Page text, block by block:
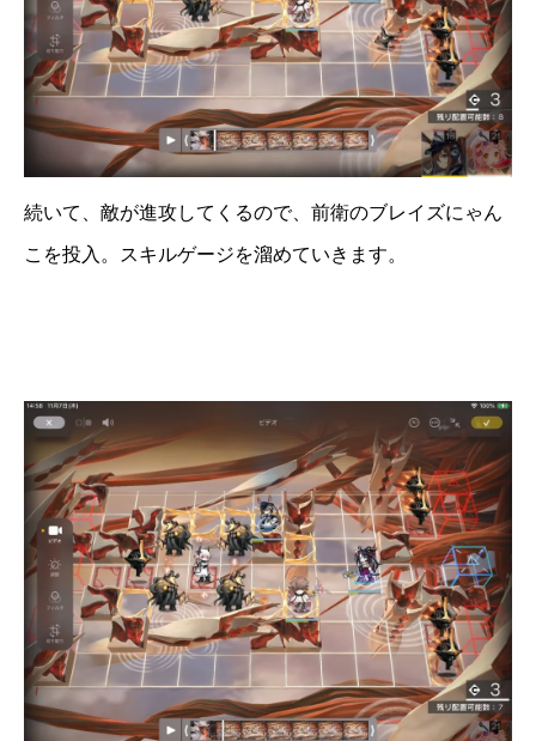
続いて、敵が進攻してくるので、前衛のブレイズにゃん
こを投入。スキルゲージを溜めていきます。